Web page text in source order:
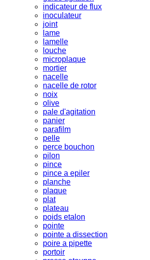
indicateur de flux
inoculateur
joint
lame
lamelle
louche
microplaque
mortier
nacelle
nacelle de rotor
noix
olive
pale d'agitation
panier
parafilm
pelle
perce bouchon
pilon
pince
pince a epiler
planche
plaque
plat
plateau
poids etalon
pointe
pointe a dissection
poire a pipette
portoir